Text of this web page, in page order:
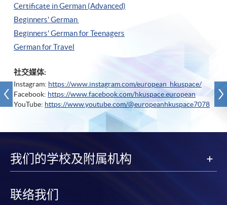
Certificate in German (Advanced)
Beginners' German
Beginners' German for Teenagers
German for Travel
社交媒体:
Instagram: https://www.instagram.com/european_hkuspace/
Facebook: https://www.facebook.com/hkuspace.european
YouTube: https://www.youtube.com/@europeanhkuspace7078
我们的学校及附属机构
联络我们